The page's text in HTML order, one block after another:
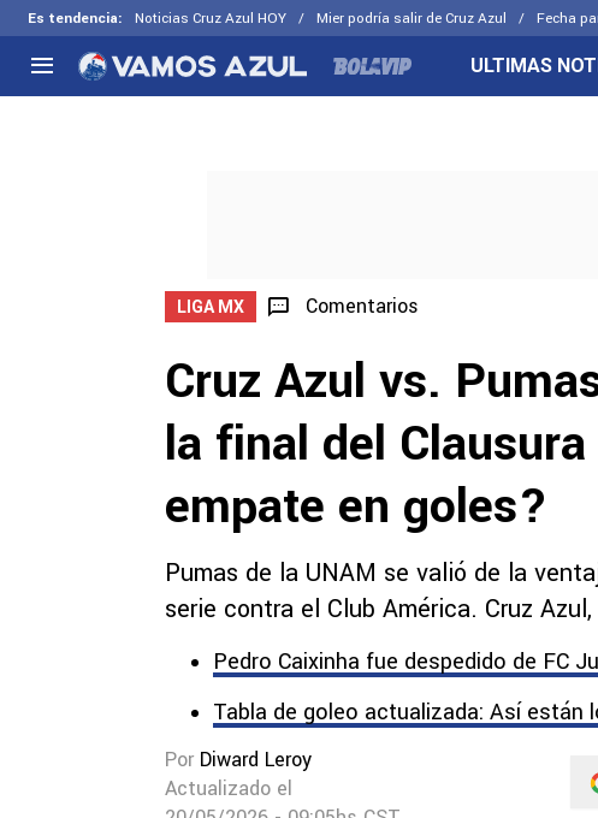
Es tendencia: Noticias Cruz Azul HOY Mier podría salir de Cruz Azul Fecha
Selección Mexicana
ULTIMAS
LIGA MX Comentarios
Cruz Azul vs.
la final del
empate en goles?
Pumas de la UNAM se valió de la
serie contra el Club América. Cruz
Pedro Caixinha fue despedido de FC
Tabla de goleo actualizada: Así están
Por Diward Leroy
Actualizado el